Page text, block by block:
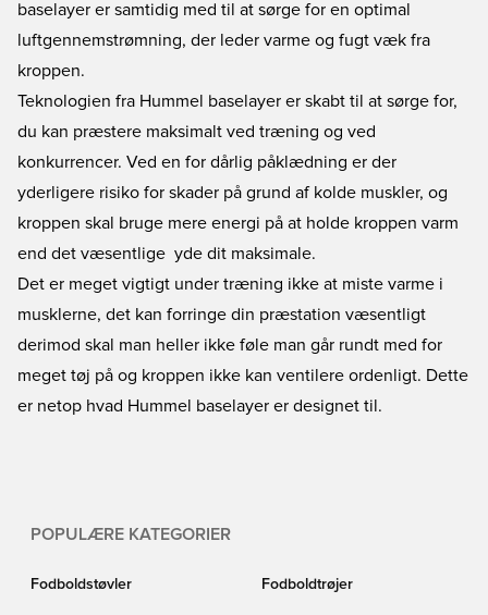
baselayer er samtidig med til at sørge for en optimal
luftgennemstrømning, der leder varme og fugt væk fra
kroppen.
Teknologien fra Hummel baselayer er skabt til at sørge for,
du kan præstere maksimalt ved træning og ved
konkurrencer. Ved en for dårlig påklædning er der
yderligere risiko for skader på grund af kolde muskler, og
kroppen skal bruge mere energi på at holde kroppen varm
end det væsentlige  yde dit maksimale.
Det er meget vigtigt under træning ikke at miste varme i
musklerne, det kan forringe din præstation væsentligt 
derimod skal man heller ikke føle man går rundt med for
meget tøj på og kroppen ikke kan ventilere ordenligt. Dette
er netop hvad Hummel baselayer er designet til.
POPULÆRE KATEGORIER
Fodboldstøvler Fodboldtrøjer